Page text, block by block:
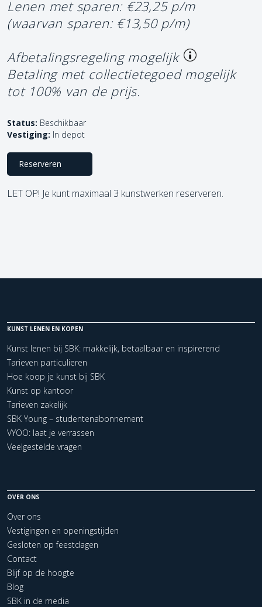
Lenen met sparen: €23,25 p/m
(waarvan sparen: €13,50 p/m)
Afbetalingsregeling mogelijk
Betaling met collectietegoed mogelijk
tot 100% van de prijs.
Status: Beschikbaar
Vestiging: In depot
Reserveren
LET OP! Je kunt maximaal 3 kunstwerken reserveren.
KUNST LENEN EN KOPEN
Kunst lenen bij SBK: makkelijk, betaalbaar en inspirerend
Tarieven particulieren
Hoe koop je kunst bij SBK
Kunst op kantoor
Tarieven zakelijk
SBK Young – studentenabonnement
VYOO: laat je verrassen
Veelgestelde vragen
OVER ONS
Over ons
Vestigingen en openingstijden
Gesloten op feestdagen
Contact
Blijf op de hoogte
Blog
SBK in de media